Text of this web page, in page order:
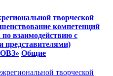
творческой
компетенций
по взаимодействию с
представителями)
ОВЗ» Общие